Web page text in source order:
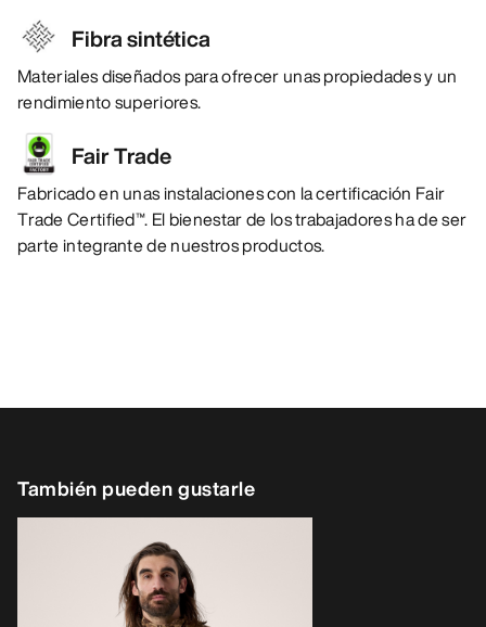
Fibra sintética
Materiales diseñados para ofrecer unas propiedades y un
rendimiento superiores.
Fair Trade
Fabricado en unas instalaciones con la certificación Fair
Trade Certified™. El bienestar de los trabajadores ha de ser
parte integrante de nuestros productos.
También pueden gustarle